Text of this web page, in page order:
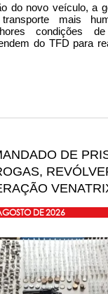
do novo veículo, a
mais
condições
do TFD para
DE
DE 2026